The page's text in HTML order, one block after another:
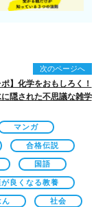
次のページへ
ポ】化学をおもしろく！
隠された不思議な雑学
マンガ
合格伝説
国語
良くなる教養
ん 社会